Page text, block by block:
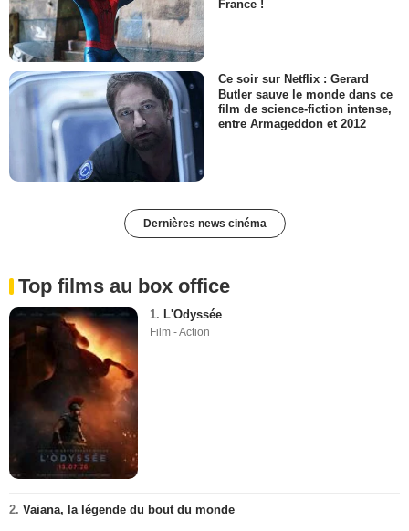
France !
Ce soir sur Netflix : Gerard
Butler sauve le monde dans ce
film de science-fiction intense,
entre Armageddon et 2012
Dernières news cinéma
Top films au box office
1. L'Odyssée
Film - Action
2. Vaiana, la légende du bout du monde